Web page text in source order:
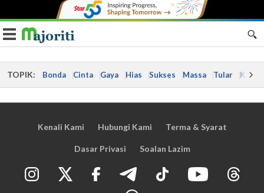
Toggle navigation
TOPIK: Bonda Cinta Gaya Hias Sukses Massa Tular Kes
Kenali Kami Hubungi Kami Terma & Syarat
Dasar Privasi Soalan Lazim